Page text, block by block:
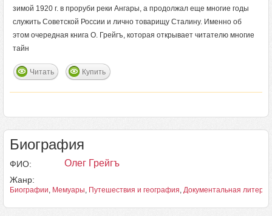
зимой 1920 г. в проруби реки Ангары, а продолжал еще многие годы
служить Советской России и лично товарищу Сталину. Именно об
этом очередная книга О. Грейгъ, которая открывает читателю многие
тайн
Читать Купить
Биография
ФИО: Олег Грейгъ
Жанр:
Биографии, Мемуары, Путешествия и география, Документальная